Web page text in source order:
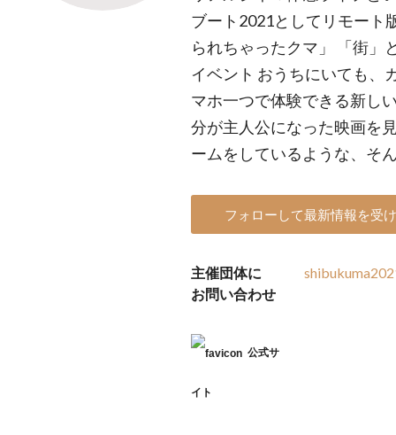
ブート2021としてリモート
られちゃったクマ」 「街」
イベント おうちにいても、
マホ一つで体験できる新し
分が主人公になった映画を
ームをしているような、そ
フォローして最新情報を受
主催団体に
お問い合わせ
公式サ
イト